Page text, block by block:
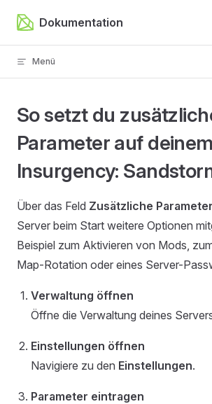
Zum Inhalt springen
Dokumentation
Menü
So setzt du
Parameter auf deinem
Insurgency:
Über das Feld Zusätzliche Parameter
Server beim Start weitere Optionen
Beispiel zum Aktivieren von Mods,
Map-Rotation oder eines Server-
Verwaltung öffnen
Öffne die Verwaltung deines
Einstellungen öffnen
Navigiere zu den Einstellungen.
Parameter eintragen